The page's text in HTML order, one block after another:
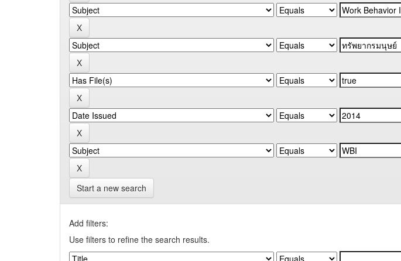
Start a new search
Add filters:
Use filters to refine the search results.